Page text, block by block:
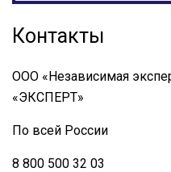
Контакты
ООО «Независимая
«ЭКСПЕРТ»
По всей России
8 800 500 32 03